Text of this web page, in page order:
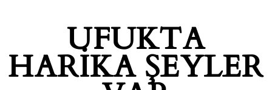
UFUKTA
HARIKA ŞEYLER